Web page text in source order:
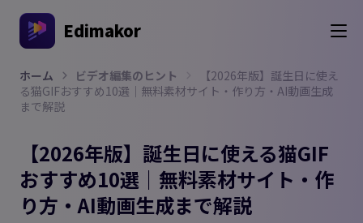
Edimakor
ホーム ビデオ編集のヒント
【2026年版】誕生日に使え
る猫GIFおすすめ10選｜無料素材サイト・作り方・AI動画生成
まで解説
【2026年版】誕生日に使える猫GIF
おすすめ10選｜無料素材サイト・作
り方・AI動画生成まで解説